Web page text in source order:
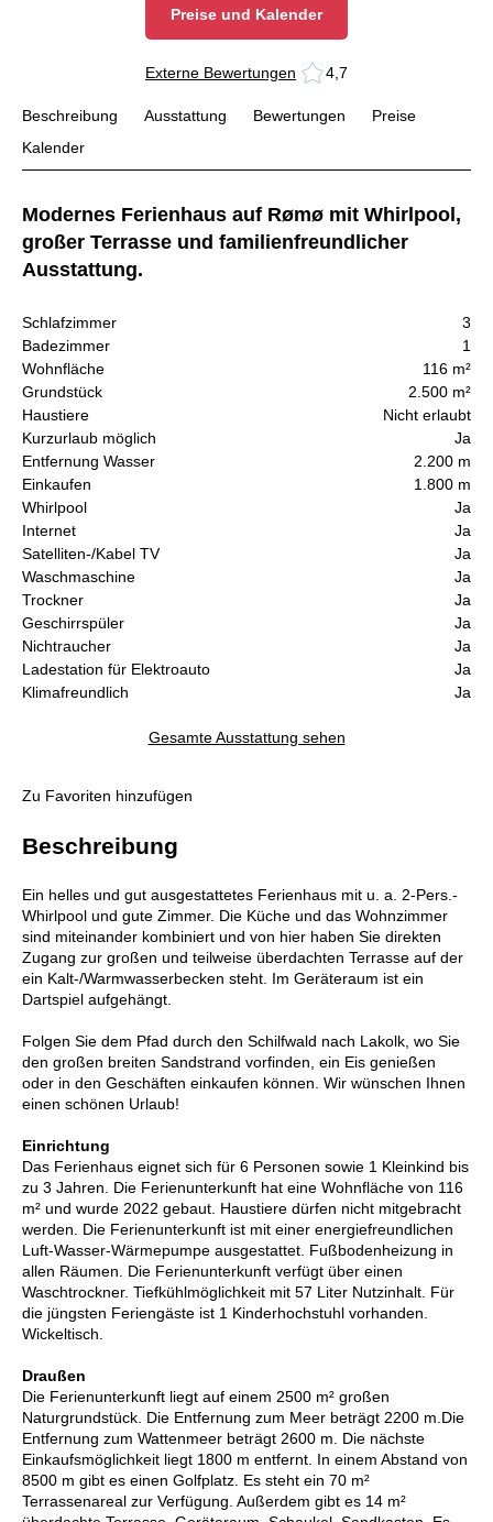
Preise und Kalender
Externe Bewertungen 4,7
Beschreibung Ausstattung Bewertungen
Preise
Kalender
Modernes Ferienhaus auf Rømø mit Whirlpool,
großer Terrasse und familienfreundlicher
Ausstattung.
Schlafzimmer
3
Badezimmer
1
Wohnfläche
116 m²
Grundstück
2.500 m²
Haustiere
Nicht erlaubt
Kurzurlaub möglich
Ja
Entfernung Wasser
2.200 m
Einkaufen
1.800 m
Whirlpool
Ja
Internet
Ja
Satelliten-/Kabel TV
Ja
Waschmaschine
Ja
Trockner
Ja
Geschirrspüler
Ja
Nichtraucher
Ja
Ladestation für Elektroauto
Ja
Klimafreundlich
Ja
Gesamte Ausstattung sehen
Zu Favoriten hinzufügen
Beschreibung
Ein helles und gut ausgestattetes Ferienhaus mit u. a. 2-Pers.-
Whirlpool und gute Zimmer. Die Küche und das Wohnzimmer
sind miteinander kombiniert und von hier haben Sie direkten
Zugang zur großen und teilweise überdachten Terrasse auf der
ein Kalt-/Warmwasserbecken steht. Im Geräteraum ist ein
Dartspiel aufgehängt.
Folgen Sie dem Pfad durch den Schilfwald nach Lakolk, wo Sie
den großen breiten Sandstrand vorfinden, ein Eis genießen
oder in den Geschäften einkaufen können. Wir wünschen Ihnen
einen schönen Urlaub!
Einrichtung
Das Ferienhaus eignet sich für 6 Personen sowie 1 Kleinkind bis
zu 3 Jahren. Die Ferienunterkunft hat eine Wohnfläche von 116
m² und wurde 2022 gebaut. Haustiere dürfen nicht mitgebracht
werden. Die Ferienunterkunft ist mit einer energiefreundlichen
Luft-Wasser-Wärmepumpe ausgestattet. Fußbodenheizung in
allen Räumen. Die Ferienunterkunft verfügt über einen
Waschtrockner. Tiefkühlmöglichkeit mit 57 Liter Nutzinhalt. Für
die jüngsten Feriengäste ist 1 Kinderhochstuhl vorhanden.
Wickeltisch.
Draußen
Die Ferienunterkunft liegt auf einem 2500 m² großen
Naturgrundstück. Die Entfernung zum Meer beträgt 2200 m.Die
Entfernung zum Wattenmeer beträgt 2600 m. Die nächste
Einkaufsmöglichkeit liegt 1800 m entfernt. In einem Abstand von
8500 m gibt es einen Golfplatz. Es steht ein 70 m²
Terrassenareal zur Verfügung. Außerdem gibt es 14 m²